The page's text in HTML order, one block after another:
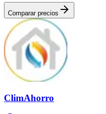
Comparar precios
ClimAhorro